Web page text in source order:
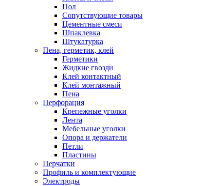
Пол
Сопутствующие товары
Цементные смеси
Шпаклевка
Штукатурка
Пена, герметик, клей
Герметики
Жидкие гвозди
Клей контактный
Клей монтажный
Пена
Перфорация
Крепежные уголки
Лента
Мебельные уголки
Опора и держатели
Петли
Пластины
Перчатки
Профиль и комплектующие
Электроды